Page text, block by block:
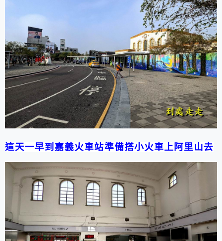
這天一早到嘉義火車站準備搭小火車上阿里山去